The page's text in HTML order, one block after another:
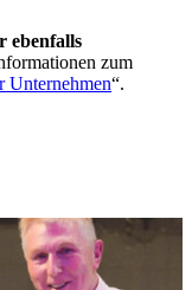
ebenfalls
zum
Unternehmen“.